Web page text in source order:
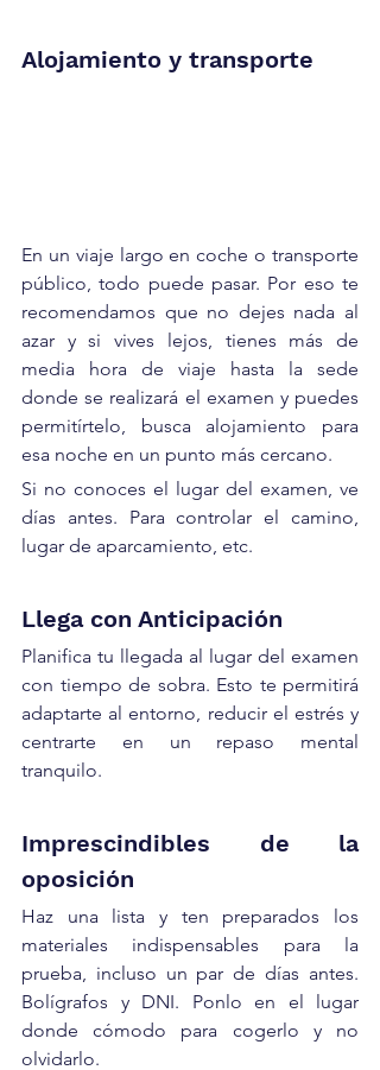
Alojamiento y transporte
En un viaje largo en coche o transporte
público, todo puede pasar. Por eso te
recomendamos que no dejes nada al
azar y si vives lejos, tienes más de
media hora de viaje hasta la sede
donde se realizará el examen y puedes
permitírtelo, busca alojamiento para
esa noche en un punto más cercano.
Si no conoces el lugar del examen, ve
días antes. Para controlar el camino,
lugar de aparcamiento, etc.
Llega con Anticipación
Planifica tu llegada al lugar del examen
con tiempo de sobra. Esto te permitirá
adaptarte al entorno, reducir el estrés y
centrarte en un repaso mental
tranquilo.
Imprescindibles de la
oposición
Haz una lista y ten preparados los
materiales indispensables para la
prueba, incluso un par de días antes.
Bolígrafos y DNI. Ponlo en el lugar
donde cómodo para cogerlo y no
olvidarlo.